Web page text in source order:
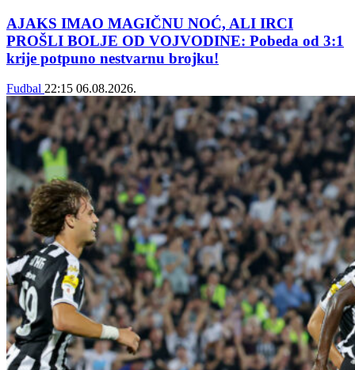
AJAKS IMAO MAGIČNU NOĆ, ALI IRCI
PROŠLI BOLJE OD VOJVODINE: Pobeda od 3:1
krije potpuno nestvarnu brojku!
Fudbal 22:15 06.08.2026.